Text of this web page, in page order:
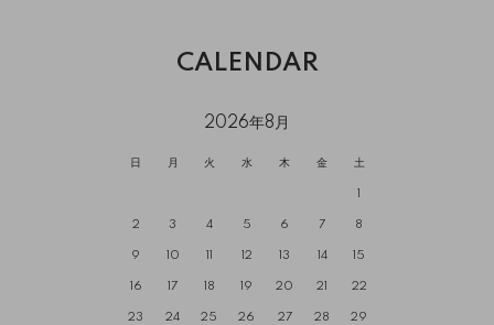
CALENDAR
2026年8月
日 月 火 水 木 金 土
1
2 3 4 5 6 7 8
9 10 11 12 13 14 15
16 17 18 19 20 21 22
23 24 25 26 27 28 29